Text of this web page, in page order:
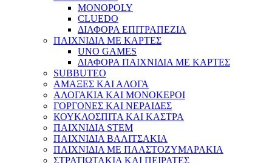
MONOPOLY
CLUEDO
ΔΙΑΦΟΡΑ ΕΠΙΤΡΑΠΕΖΙΑ
ΠΑΙΧΝΙΔΙΑ ΜΕ ΚΑΡΤΕΣ
UNO GAMES
ΔΙΑΦΟΡΑ ΠΑΙΧΝΙΔΙΑ ΜΕ ΚΑΡΤΕΣ
SUBBUTEO
ΑΜΑΞΕΣ ΚΑΙ ΑΛΟΓΑ
ΑΛΟΓΑΚΙΑ ΚΑΙ ΜΟΝΟΚΕΡΟΙ
ΓΟΡΓΟΝΕΣ ΚΑΙ ΝΕΡΑΙΔΕΣ
ΚΟΥΚΛΟΣΠΙΤΑ ΚΑΙ ΚΑΣΤΡΑ
ΠΑΙΧΝΙΔΙΑ STEM
ΠΑΙΧΝΙΔΙΑ ΒΑΛΙΤΣΑΚΙΑ
ΠΑΙΧΝΙΔΙΑ ΜΕ ΠΛΑΣΤΟΖΥΜΑΡΑΚΙΑ
ΣΤΡΑΤΙΩΤΑΚΙΑ ΚΑΙ ΠΕΙΡΑΤΕΣ